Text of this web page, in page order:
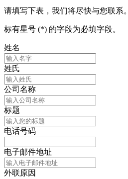
请填写下表，我们将尽快与您联系。
标有星号 (*) 的字段为必填字段。
姓名
姓氏
公司名称
标题
电话号码
电子邮件地址
外联原因